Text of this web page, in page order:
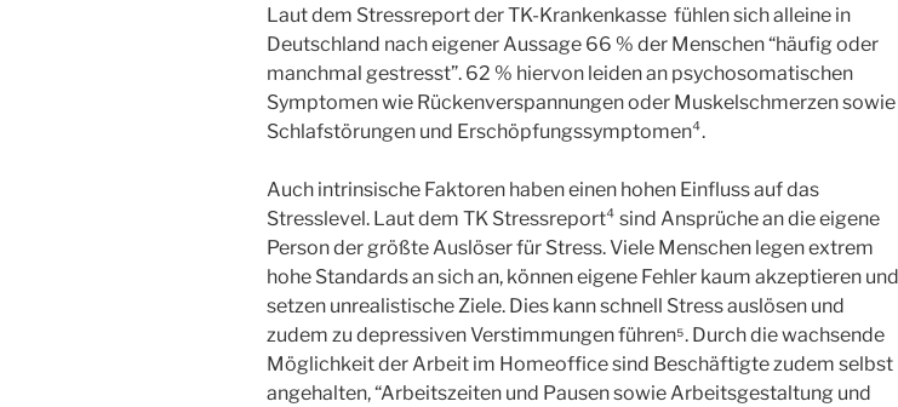
Laut dem Stressreport der TK-Krankenkasse fühlen sich alleine in
Deutschland nach eigener Aussage 66 % der Menschen “häufig oder
manchmal gestresst”. 62 % hiervon leiden an psychosomatischen
Symptomen wie Rückenverspannungen oder Muskelschmerzen sowie
Schlafstörungen und Erschöpfungssymptomen⁴.
Auch intrinsische Faktoren haben einen hohen Einfluss auf das
Stresslevel. Laut dem TK Stressreport⁴ sind Ansprüche an die eigene
Person der größte Auslöser für Stress. Viele Menschen legen extrem
hohe Standards an sich an, können eigene Fehler kaum akzeptieren und
setzen unrealistische Ziele. Dies kann schnell Stress auslösen und
zudem zu depressiven Verstimmungen führen⁵. Durch die wachsende
Möglichkeit der Arbeit im Homeoffice sind Beschäftigte zudem selbst
angehalten, “Arbeitszeiten und Pausen sowie Arbeitsgestaltung und